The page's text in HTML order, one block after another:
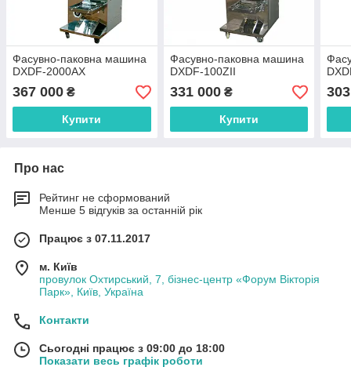
Фасувно-паковна машина
DXDF-2000AX
367 000 ₴
Купити
Фасувно-паковна машина
DXDF-100ZII
331 000₴
Купити
Про нас
Рейтинг не сформований
Менше 5 відгуків за останній рік
Працює з 07.11.2017
м. Київ
провулок Охтирський, 7, бізнес-центр «Форум Вікторія
Парк», Київ, Україна
Контакти
Сьогодні працює з 09:00 до 18:00
Показати весь графік роботи